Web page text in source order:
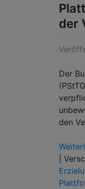
der
Der
den